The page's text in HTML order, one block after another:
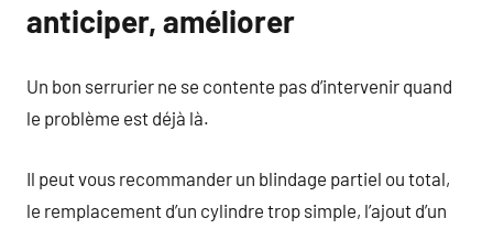
anticiper, améliorer
Un bon serrurier ne se contente pas d’intervenir quand
le problème est déjà là.
Il peut vous recommander un blindage partiel ou total,
le remplacement d’un cylindre trop simple, l’ajout d’un